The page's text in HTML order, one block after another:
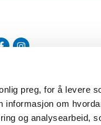
preg, for å levere
informasjon om
og analysearbeid,
Sport har over 90 års
Torshov Sport har
Sandvika Storsenter